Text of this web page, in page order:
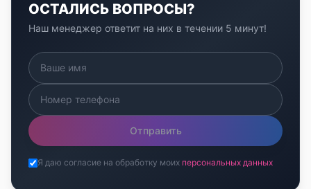
ОСТАЛИСЬ ВОПРОСЫ?
Наш менеджер ответит на них в течении 5 минут!
Отправить
Я даю согласие на обработку моих персональных данных